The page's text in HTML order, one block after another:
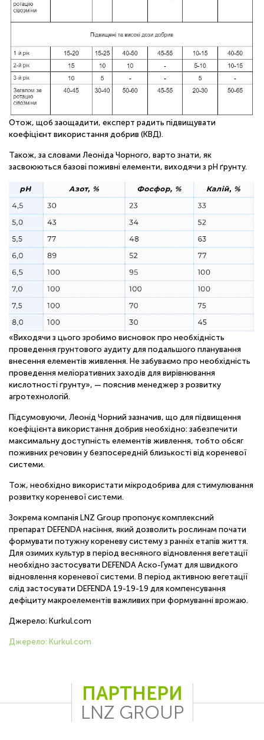
Отож, щоб заощадити, експерт радить підвищувати
коефіцієнт використання добрив (КВД).
Також, за словами Леоніда Чорного, варто знати, як
засвоюються базові поживні елементи, виходячи з pH ґрунту.
«Виходячи з цього зробимо висновок про необхідність
проведення грунтового аудиту для подальшого планування
внесення елементів живлення. Не забуваємо про необхідність
проведення меліоративних заходів для вирівнювання
кислотності ґрунту», — пояснив менеджер з розвитку
агротехнологій.
Підсумовуючи, Леонід Чорний зазначив, що для підвищення
коефіцієнта використання добрив необхідно: забезпечити
максимальну доступність елементів живлення, тобто обсяг
поживних речовин у безпосередній близькості від кореневої
системи.
Тож, необхідно використати мікродобрива для стимулювання
розвитку кореневої системи.
Зокрема компанія LNZ Group пропонує комплексний
препарат DEFENDA насіння, який дозволить рослинам почати
формувати потужну кореневу систему з ранніх етапів життя.
Для озимих культур в період весняного відновлення вегетації
необхідно застосувати DEFENDA Аско-Гумат для швидкого
відновлення кореневої системи. В період активною вегетації
слід застосувати DEFENDA 19-19-19 для компенсування
дефіциту макроелементів важливих при формуванні врожаю.
Джерело: Kurkul.com
Джерело: Kurkul.com
ПАРТНЕРИ
LNZ GROUP